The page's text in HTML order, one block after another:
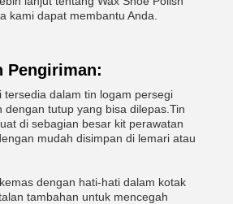
kami dapat membantu Anda.
Pengiriman:
tersedia dalam tin logam persegi
dengan tutup yang bisa dilepas.Tin
di sebagian besar kit perawatan
mudah disimpan di lemari atau
dengan hati-hati dalam kotak
tambahan untuk mencegah